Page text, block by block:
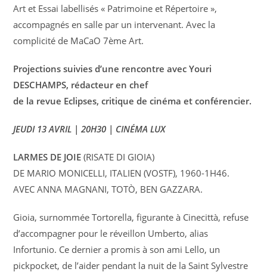
Art et Essai labellisés « Patrimoine et Répertoire »,
accompagnés en salle par un intervenant. Avec la
complicité de MaCaO 7ème Art.
Projections suivies d’une rencontre avec Youri
DESCHAMPS, rédacteur en chef
de la revue Eclipses, critique de cinéma et conférencier.
JEUDI 13 AVRIL | 20H30 | CINÉMA LUX
LARMES DE JOIE(RISATE DI GIOIA)
DE MARIO MONICELLI, ITALIEN (VOSTF), 1960-1H46.
AVEC ANNA MAGNANI, TOTÒ, BEN GAZZARA.
Gioia, surnommée Tortorella, figurante à Cinecittà, refuse
d’accompagner pour le réveillon Umberto, alias
Infortunio. Ce dernier a promis à son ami Lello, un
pickpocket, de l’aider pendant la nuit de la Saint Sylvestre